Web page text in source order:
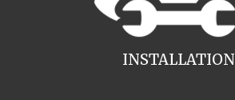
INSTALLATION